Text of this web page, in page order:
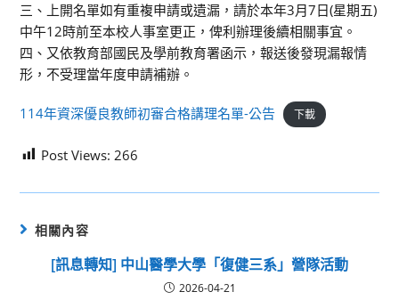
三、上開名單如有重複申請或遺漏，請於本年3月7日(星期五)
中午12時前至本校人事室更正，俾利辦理後續相關事宜。
四、又依教育部國民及學前教育署函示，報送後發現漏報情
形，不受理當年度申請補辦。
114年資深優良教師初審合格講理名單-公告 下載
Post Views: 266
相關內容
[訊息轉知] 中山醫學大學「復健三系」營隊活動
2026-04-21